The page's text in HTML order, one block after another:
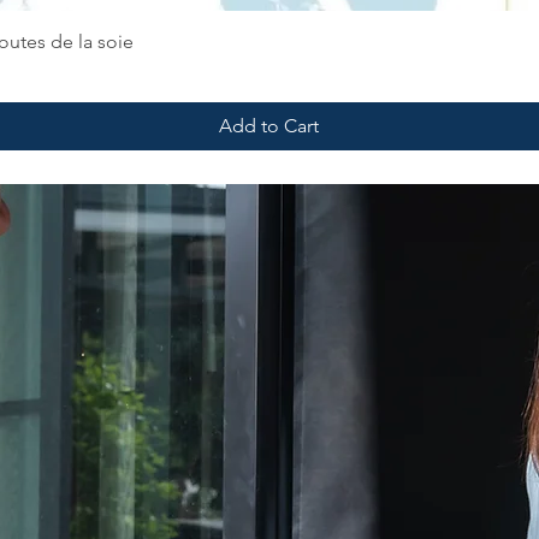
de la soie
Add to Cart